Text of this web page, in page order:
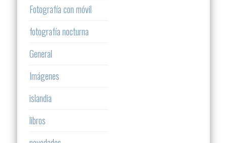
Fotografía con móvil
fotografía nocturna
General
Imágenes
islandia
libros